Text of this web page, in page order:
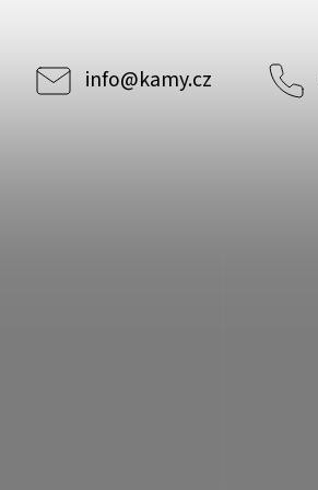
info@kamy.cz